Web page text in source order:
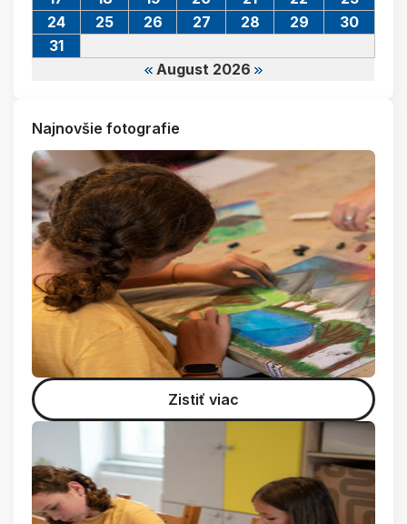
August 2026
24
25 26 27 28 29
30
31
Najnovšie fotografie
Zistiť viac